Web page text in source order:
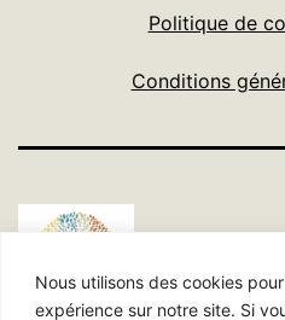
Nous utilisons des cookies
expérience sur notre site. Si
Politique de
Conditions